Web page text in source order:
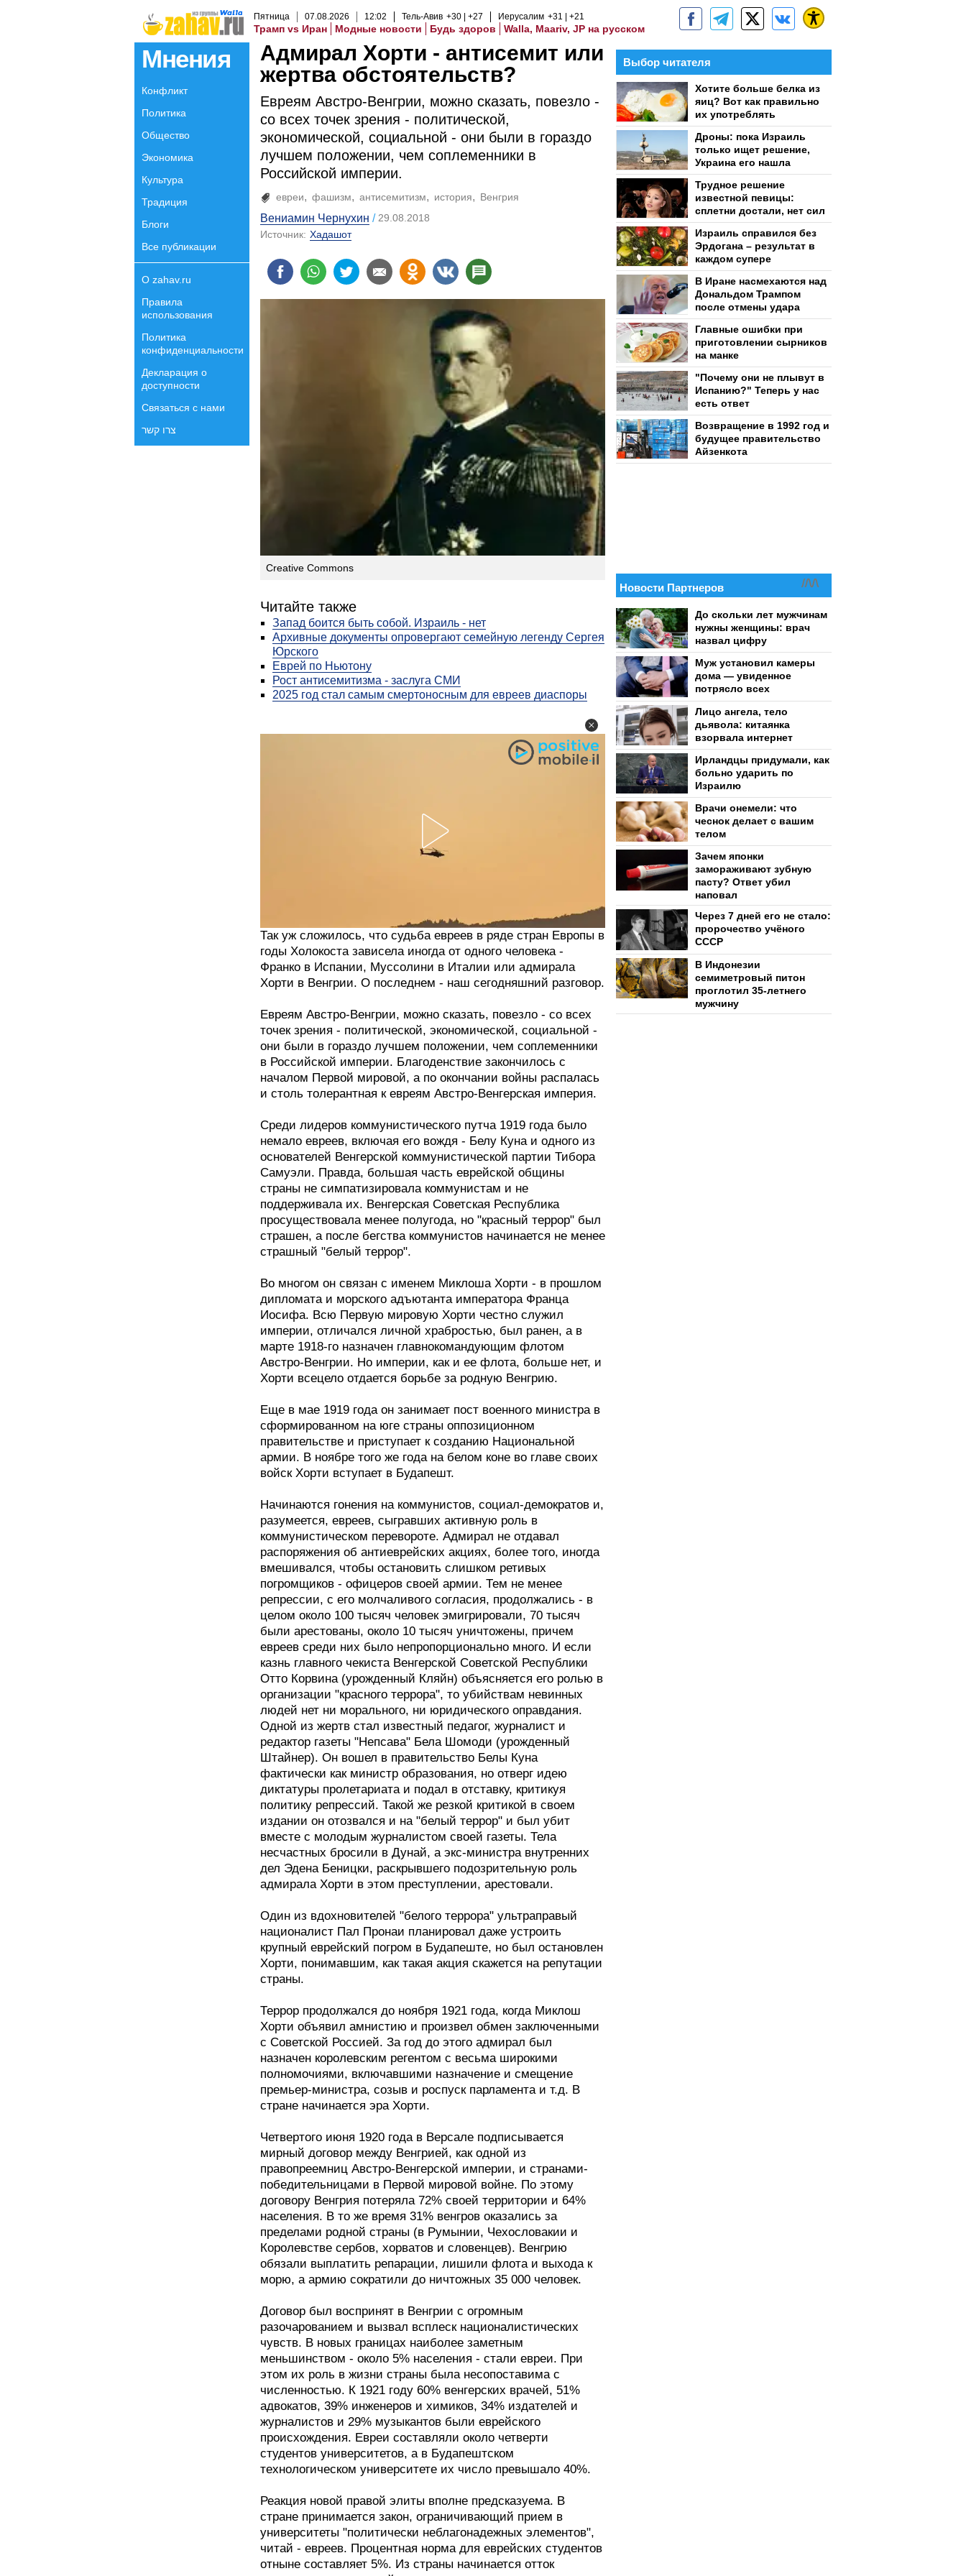
Пятница 07.08.2026 12:02 Тель-Авив +30 +27 Иерусалим +31 +21
Трамп vs Иран Модные новости Будь здоров Walla, Maariv, JP на русском
Мнения
Конфликт
Политика
Общество
Экономика
Культура
Традиция
Блоги
Все публикации
О zahav.ru
Правила
использования
Политика
конфиденциальности
Декларация о
доступности
Связаться с нами
צרו קשר
Адмирал Хорти - антисемит или
жертва обстоятельств?
Евреям Австро-Венгрии, можно сказать, повезло -
со всех точек зрения - политической,
экономической, социальной - они были в гораздо
лучшем положении, чем соплеменники в
Российской империи.
евреи фашизм антисемитизм история Венгрия
Вениамин Чернухин
29.08.2018
Источник: Хадашот
Creative Commons
Читайте также
Запад боится быть собой. Израиль - нет
Архивные документы опровергают семейную легенду Сергея
Юрского
Еврей по Ньютону
Рост антисемитизма - заслуга СМИ
2025 год стал самым смертоносным для евреев диаспоры
Так уж сложилось, что судьба евреев в ряде стран Европы в
годы Холокоста зависела иногда от одного человека -
Франко в Испании, Муссолини в Италии или адмирала
Хорти в Венгрии. О последнем - наш сегодняшний разговор.
Евреям Австро-Венгрии, можно сказать, повезло - со всех
точек зрения - политической, экономической, социальной -
они были в гораздо лучшем положении, чем соплеменники
в Российской империи. Благоденствие закончилось с
началом Первой мировой, а по окончании войны распалась
и столь толерантная к евреям Австро-Венгерская империя.
Среди лидеров коммунистического путча 1919 года было
немало евреев, включая его вождя - Белу Куна и одного из
основателей Венгерской коммунистической партии Тибора
Самуэли. Правда, большая часть еврейской общины
страны не симпатизировала коммунистам и не
поддерживала их. Венгерская Советская Республика
просуществовала менее полугода, но "красный террор" был
страшен, а после бегства коммунистов начинается не менее
страшный "белый террор".
Во многом он связан с именем Миклоша Хорти - в прошлом
дипломата и морского адъютанта императора Франца
Иосифа. Всю Первую мировую Хорти честно служил
империи, отличался личной храбростью, был ранен, а в
марте 1918-го назначен главнокомандующим флотом
Австро-Венгрии. Но империи, как и ее флота, больше нет, и
Хорти всецело отдается борьбе за родную Венгрию.
Еще в мае 1919 года он занимает пост военного министра в
сформированном на юге страны оппозиционном
правительстве и приступает к созданию Национальной
армии. В ноябре того же года на белом коне во главе своих
войск Хорти вступает в Будапешт.
Начинаются гонения на коммунистов, социал-демократов и,
разумеется, евреев, сыгравших активную роль в
коммунистическом перевороте. Адмирал не отдавал
распоряжения об антиеврейских акциях, более того, иногда
вмешивался, чтобы остановить слишком ретивых
погромщиков - офицеров своей армии. Тем не менее
репрессии, с его молчаливого согласия, продолжались - в
целом около 100 тысяч человек эмигрировали, 70 тысяч
были арестованы, около 10 тысяч уничтожены, причем
евреев среди них было непропорционально много. И если
казнь главного чекиста Венгерской Советской Республики
Отто Корвина (урожденный Кляйн) объясняется его ролью в
организации "красного террора", то убийствам невинных
людей нет ни морального, ни юридического оправдания.
Одной из жертв стал известный педагог, журналист и
редактор газеты "Непсава" Бела Шомоди (урожденный
Штайнер). Он вошел в правительство Белы Куна
фактически как министр образования, но отверг идею
диктатуры пролетариата и подал в отставку, критикуя
политику репрессий. Такой же резкой критикой в своем
издании он отозвался и на "белый террор" и был убит
вместе с молодым журналистом своей газеты. Тела
несчастных бросили в Дунай, а экс-министра внутренних
дел Эдена Беницки, раскрывшего подозрительную роль
адмирала Хорти в этом преступлении, арестовали.
Один из вдохновителей "белого террора" ультраправый
националист Пал Пронаи планировал даже устроить
крупный еврейский погром в Будапеште, но был остановлен
Хорти, понимавшим, как такая акция скажется на репутации
страны.
Террор продолжался до ноября 1921 года, когда Миклош
Хорти объявил амнистию и произвел обмен заключенными
с Советской Россией. За год до этого адмирал был
назначен королевским регентом с весьма широкими
полномочиями, включавшими назначение и смещение
премьер-министра, созыв и роспуск парламента и т.д. В
стране начинается эра Хорти.
Четвертого июня 1920 года в Версале подписывается
мирный договор между Венгрией, как одной из
правопреемниц Австро-Венгерской империи, и странами-
победительницами в Первой мировой войне. По этому
договору Венгрия потеряла 72% своей территории и 64%
населения. В то же время 31% венгров оказались за
пределами родной страны (в Румынии, Чехословакии и
Королевстве сербов, хорватов и словенцев). Венгрию
обязали выплатить репарации, лишили флота и выхода к
морю, а армию сократили до ничтожных 35 000 человек.
Договор был воспринят в Венгрии с огромным
разочарованием и вызвал всплеск националистических
чувств. В новых границах наиболее заметным
меньшинством - около 5% населения - стали евреи. При
этом их роль в жизни страны была несопоставима с
численностью. К 1921 году 60% венгерских врачей, 51%
адвокатов, 39% инженеров и химиков, 34% издателей и
журналистов и 29% музыкантов были еврейского
происхождения. Евреи составляли около четверти
студентов университетов, а в Будапештском
технологическом университете их число превышало 40%.
Реакция новой правой элиты вполне предсказуема. В
стране принимается закон, ограничивающий прием в
университеты "политически неблагонадежных элементов",
читай - евреев. Процентная норма для еврейских студентов
отныне составляет 5%. Из страны начинается отток
Выбор читателя
Хотите больше белка из
яиц? Вот как правильно
их употреблять
Дроны: пока Израиль
только ищет решение,
Украина его нашла
Трудное решение
известной певицы:
сплетни достали, нет сил
Израиль справился без
Эрдогана – результат в
каждом супере
В Иране насмехаются над
Дональдом Трампом
после отмены удара
Главные ошибки при
приготовлении сырников
на манке
"Почему они не плывут в
Испанию?" Теперь у нас
есть ответ
Возвращение в 1992 год и
будущее правительство
Айзенкота